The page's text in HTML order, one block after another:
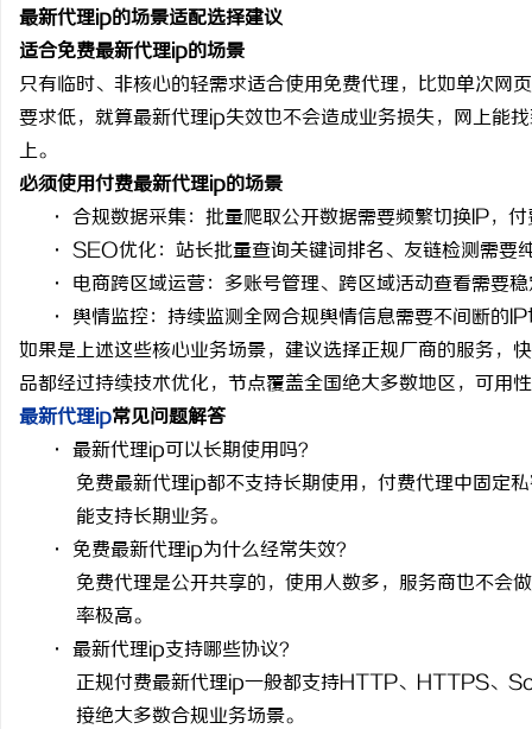
最新代理ip的场景适配选择建议
适合免费最新代理ip的场景
只有临时、非核心的轻需求适合使用免费代理，比如单次网
要求低，就算最新代理ip失效也不会造成业务损失，网上能
上。
必须使用付费最新代理ip的场景
· 合规数据采集：批量爬取公开数据需要频繁切换 IP，
· SEO优化：站长批量查询关键词排名、友链检测需要
· 电商跨区域运营：多账号管理、跨区域活动查看需要
· 舆情监控：持续监测全网合规舆情信息需要不间断的 IP
如果是上述这些核心业务场景，建议选择正规厂商的服务，
品都经过持续技术优化，节点覆盖全国绝大多数地区，可用
最新代理ip常见问题解答
· 最新代理ip可以长期使用吗？
免费最新代理ip都不支持长期使用，付费代理中固定
能支持长期业务。
· 免费最新代理ip为什么经常失效？
免费代理是公开共享的，使用人数多，服务商也不会
率极高。
· 最新代理ip支持哪些协议？
正规付费最新代理ip一般都支持HTTP、 HTTPS、
接绝大多数合规业务场景。
元相融，机甲随行！爱玛黑翼S360电竞版
新登场